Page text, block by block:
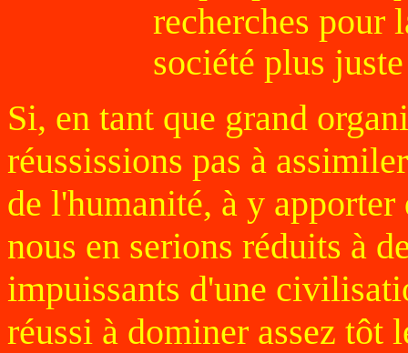
recherches pour
société plus
Si, en tant que grand
réussissions pas à
de l'humanité, à y
nous en serions réduits à
impuissants d'une
réussi à dominer assez tôt